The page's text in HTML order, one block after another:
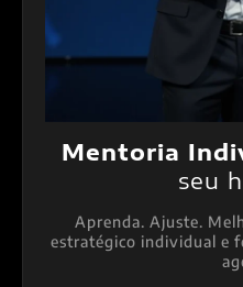
Mentoria
seu
Aprenda. Ajuste.
estratégico individual e